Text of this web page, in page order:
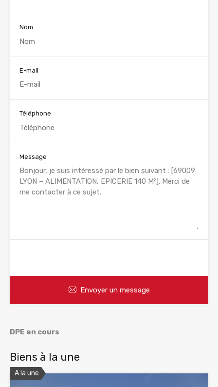
Nom
E-mail
Téléphone
Message
Envoyer un message
DPE en cours
Biens à la une
A la une